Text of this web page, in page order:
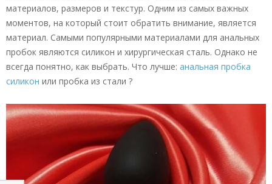
материалов, размеров и текстур. Одним из самых важных
моментов, на который стоит обратить внимание, является
материал. Самыми популярными материалами для анальных
пробок являются силикон и хирургическая сталь. Однако не
всегда понятно, как выбрать. Что лучше: анальная пробка
силикон или пробка из стали ?